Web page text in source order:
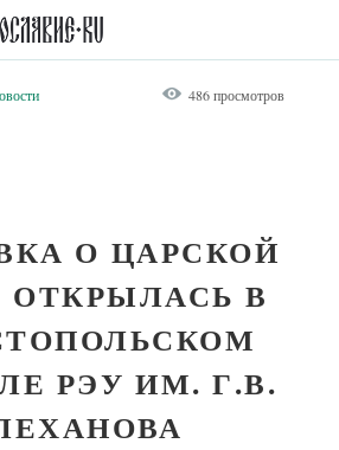
486 просмотров
О ЦАРСКОЙ
ОТКРЫЛАСЬ В
РЭУ ИМ. Г.В.